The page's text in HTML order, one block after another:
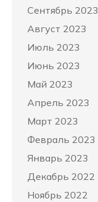
Сентябрь 2023
Август 2023
Июль 2023
Июнь 2023
Май 2023
Апрель 2023
Март 2023
Февраль 2023
Январь 2023
Декабрь 2022
Ноябрь 2022